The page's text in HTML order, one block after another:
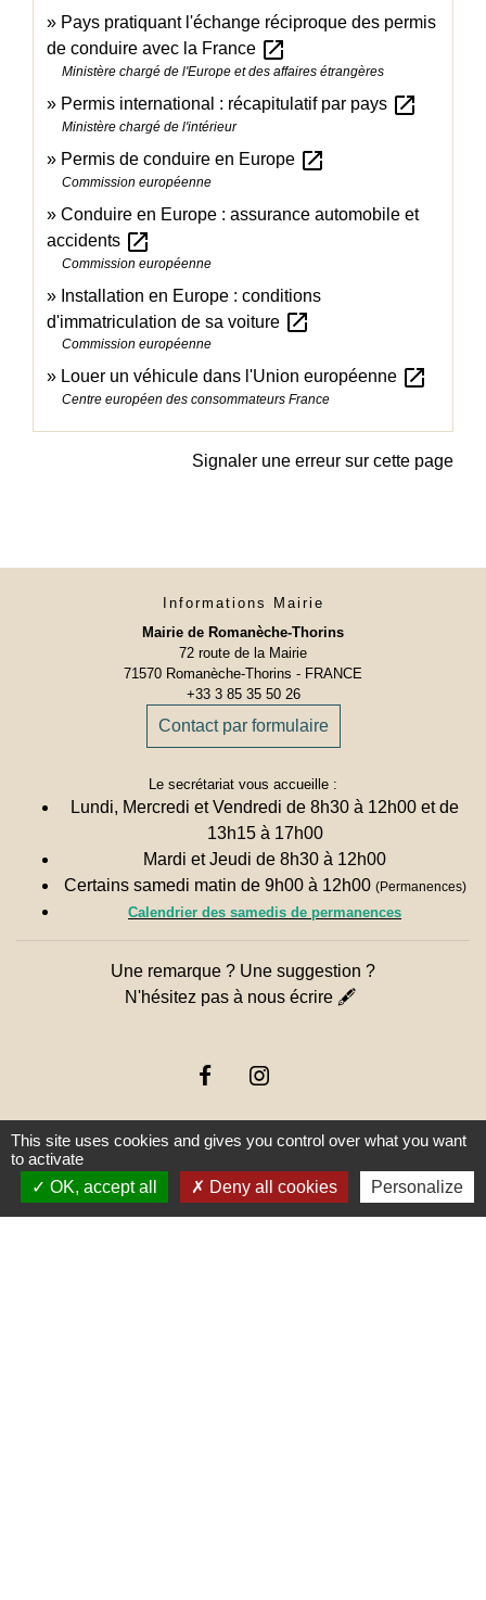
Pays pratiquant l'échange réciproque des permis
de conduire avec la France open_in_new
Ministère chargé de l'Europe et des affaires étrangères
Permis international : récapitulatif par pays open_in_new
Ministère chargé de l'intérieur
Permis de conduire en Europe open_in_new
Commission européenne
Conduire en Europe : assurance automobile et
accidents open_in_new
Commission européenne
Installation en Europe : conditions
d'immatriculation de sa voiture open_in_new
Commission européenne
Louer un véhicule dans l'Union européenne open_in_new
Centre européen des consommateurs France
Signaler une erreur sur cette page
Informations Mairie
Mairie de Romanèche-Thorins
72 route de la Mairie
71570 Romanèche-Thorins - FRANCE
+33 3 85 35 50 26
Contact par formulaire
Le secrétariat vous accueille :
Lundi, Mercredi et Vendredi de 8h30 à 12h00 et de
13h15 à 17h00
Mardi et Jeudi de 8h30 à 12h00
Certains samedi matin de 9h00 à 12h00 (Permanences)
Calendrier des samedis de permanences
Une remarque ? Une suggestion ?
N'hésitez pas à nous écrire 🖋
Liens
This site uses cookies and gives you control over what you want
to activate
OK, accept all
Deny all cookies Personalize